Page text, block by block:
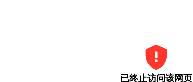
已终止访问该网页